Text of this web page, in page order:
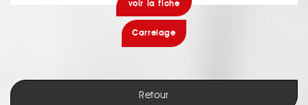
voir la fiche
Carrelage
Retour